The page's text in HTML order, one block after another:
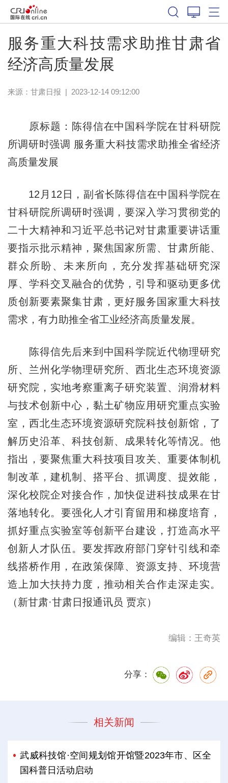
服务重大科技需求助推甘肃省
经济高质量发展
来源： 甘肃日报 | 2023-12-14 09:12:00
原标题：陈得信在中国科学院在甘科研院
所调研时强调 服务重大科技需求助推全省经济
高质量发展
12月12日，副省长陈得信在中国科学院在
甘科研院所调研时强调，要深入学习贯彻党的
二十大精神和习近平总书记对甘肃重要讲话重
要指示批示精神，聚焦国家所需、甘肃所能、
群众所盼、未来所向，充分发挥基础研究深
厚、学科交叉融合的优势，引导和驱动更多优
质创新要素聚集甘肃，更好服务国家重大科技
需求，有力助推全省工业经济高质量发展。
陈得信先后来到中国科学院近代物理研究
所、兰州化学物理研究所、西北生态环境资源
研究院，实地考察重离子研究装置、润滑材料
与技术创新中心，黏土矿物应用研究重点实验
室，西北生态环境资源研究院科技创新馆，了
解历史沿革、科技创新、成果转化等情况。他
指出，要聚焦重大科技项目攻关、重要体制机
制改革，建机制、搭平台、抓调度、提效能，
深化校院企对接合作，加快促进科技成果在甘
落地转化。要强化人才引育留用和梯度培育，
抓好重点实验室等创新平台建设，打造高水平
创新人才队伍。要发挥政府部门穿针引线和牵
线搭桥作用，在政策保障、资源支持、环境营
造上加大扶持力度，推动相关合作走深走实。
（新甘肃·甘肃日报通讯员 贾京）
编辑：王奇英
分享：
相关新闻
武威科技馆·空间规划馆开馆暨2023年市、区全
国科普日活动启动